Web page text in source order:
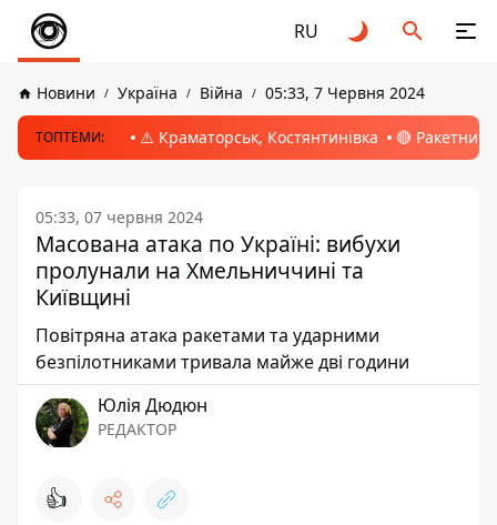
RU
Новини Україна Війна 05:33, 7 Червня 2024
ТОПТЕМИ: ⚠️ Краматорськ, Костянтинівка 🔴 Ракетний
05:33, 07 червня 2024
Масована атака по Україні: вибухи
пролунали на Хмельниччині та
Київщині
Повітряна атака ракетами та ударними
безпілотниками тривала майже дві години
Юлія Дюдюн
РЕДАКТОР
👍